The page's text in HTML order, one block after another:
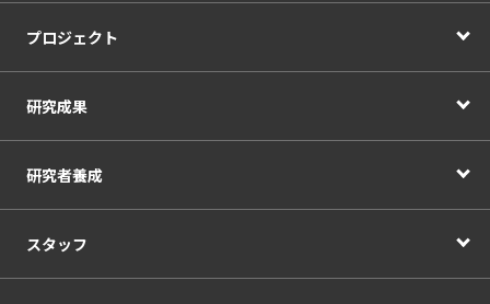
プロジェクト
研究成果
研究者養成
スタッフ